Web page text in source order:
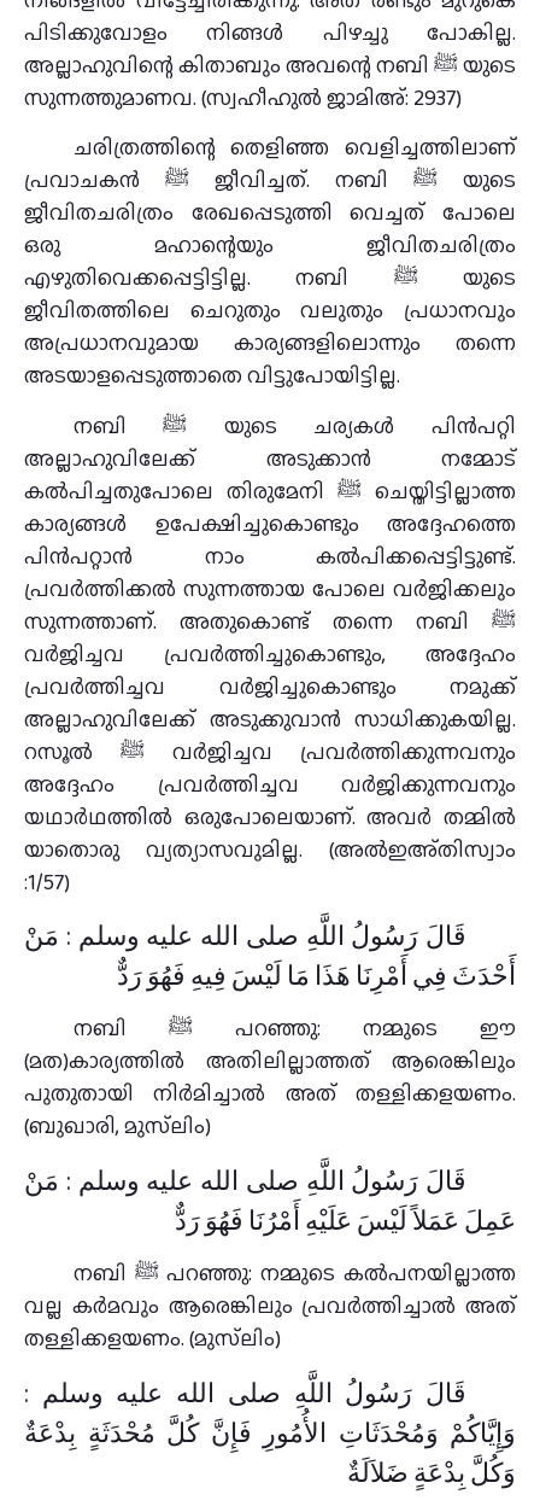
പിടിക്കുവോളം നിങ്ങള്‍ പിഴച്ചു പോകില്ല.
അല്ലാഹുവിന്റെ കിതാബും അവന്റെ നബി ﷺ യുടെ
സുന്നത്തുമാണവ. (സ്വഹീഹുല്‍ ജാമിഅ്: 2937)
ചരിത്രത്തിന്റെ തെളിഞ്ഞ വെളിച്ചത്തിലാണ്
പ്രവാചകന്‍ ﷺ ജീവിച്ചത്. നബി ﷺ യുടെ
ജീവിതചരിത്രം രേഖപ്പെടുത്തി വെച്ചത് പോലെ
ഒരു മഹാന്റെയും ജീവിതചരിത്രം
എഴുതിവെക്കപ്പെട്ടിട്ടില്ല. നബി ﷺ യുടെ
ജീവിതത്തിലെ ചെറുതും വലുതും പ്രധാനവും
അപ്രധാനവുമായ കാര്യങ്ങളിലൊന്നും തന്നെ
അടയാളപ്പെടുത്താതെ വിട്ടുപോയിട്ടില്ല.
നബി ﷺ യുടെ ചര്യകള്‍ പിന്‍പറ്റി
അല്ലാഹുവിലേക്ക് അടുക്കാന്‍ നമ്മോട്
കല്‍പിച്ചതുപോലെ തിരുമേനി ﷺ ചെയ്തിട്ടില്ലാത്ത
കാര്യങ്ങള്‍ ഉപേക്ഷിച്ചുകൊണ്ടും അദ്ദേഹത്തെ
പിന്‍പറ്റാന്‍ നാം കല്‍പിക്കപ്പെട്ടിട്ടുണ്ട്.
പ്രവര്‍ത്തിക്കല്‍ സുന്നത്തായ പോലെ വര്‍ജിക്കലും
സുന്നത്താണ്. അതുകൊണ്ട് തന്നെ നബി ﷺ
വര്‍ജിച്ചവ പ്രവര്‍ത്തിച്ചുകൊണ്ടും, അദ്ദേഹം
പ്രവര്‍ത്തിച്ചവ വര്‍ജിച്ചുകൊണ്ടും നമുക്ക്
അല്ലാഹുവിലേക്ക് അടുക്കുവാന്‍ സാധിക്കുകയില്ല.
റസൂല്‍ ﷺ വര്‍ജിച്ചവ പ്രവര്‍ത്തിക്കുന്നവനും
അദ്ദേഹം പ്രവര്‍ത്തിച്ചവ വര്‍ജിക്കുന്നവനും
യഥാര്‍ഥത്തില്‍ ഒരുപോലെയാണ്. അവര്‍ തമ്മില്‍
യാതൊരു വ്യത്യാസവുമില്ല. (അല്‍ഇഅ്തിസ്വാം
:1/57)
قَالَ رَسُولُ اللَّهِ صلى الله عليه وسلم :‏ مَنْ
أَحْدَثَ فِي أَمْرِنَا هَذَا مَا لَيْسَ فِيهِ فَهُوَ رَدٌّ
നബി ﷺ പറഞ്ഞു: നമ്മുടെ ഈ
(മത)കാര്യത്തില്‍ അതിലില്ലാത്തത് ആരെങ്കിലും
പുതുതായി നിര്‍മിച്ചാല്‍ അത് തള്ളിക്കളയണം.
(ബുഖാരി, മുസ്‌ലിം)
قَالَ رَسُولُ اللَّهِ صلى الله عليه وسلم : مَنْ
عَمِلَ عَمَلاً لَيْسَ عَلَيْهِ أَمْرُنَا فَهُوَ رَدٌّ
നബി ﷺ പറഞ്ഞു: നമ്മുടെ കല്‍പനയില്ലാത്ത
വല്ല കര്‍മവും ആരെങ്കിലും പ്രവര്‍ത്തിച്ചാല്‍ അത്
തള്ളിക്കളയണം. (മുസ്‌ലിം)
قَالَ رَسُولُ اللَّهِ صلى الله عليه وسلم :
وَإِيَّاكُمْ وَمُحْدَثَاتِ الأُمُورِ فَإِنَّ كُلَّ مُحْدَثَةٍ بِدْعَةٌ
وَكُلَّ بِدْعَةٍ ضَلاَلَةٌ